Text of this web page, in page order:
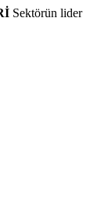
Sektörün lider